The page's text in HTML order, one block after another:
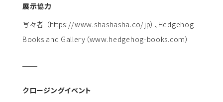
展示協力
写々者 （https://www.shashasha.co/jp）、Hedgehog
Books and Gallery（www.hedgehog-books.com）
クロージングイベント